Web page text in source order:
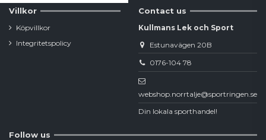
Villkor
Köpvillkor
Integritetspolicy
Contact us
Kullmans Lek och Sport
Estunavägen 20B
0176-104 78
webshop.norrtalje@sportringen.se
Din lokala sporthandel!
Follow us